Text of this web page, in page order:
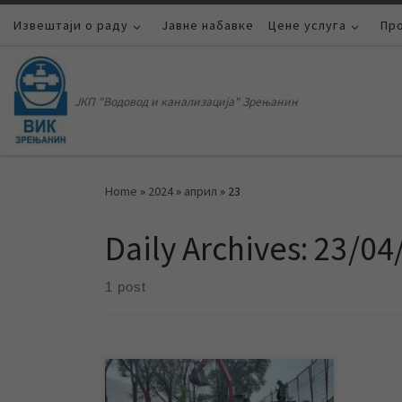
Skip to content
Извештаји о раду Јавне набавке Цене услуга
ЈКП "Водовод и канализација" Зрењанин
Home » 2024 » април » 23
Daily Archives: 23/
1 post
ЈКП „Водовод и канализација“